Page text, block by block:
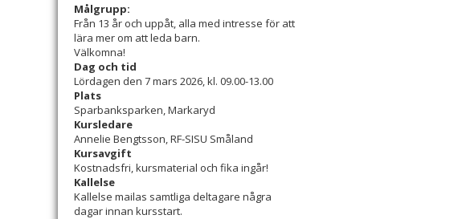
Målgrupp:
Från 13 år och uppåt, alla med intresse för att
lära mer om att leda barn.
Välkomna!
Dag och tid
Lördagen den 7 mars 2026, kl. 09.00-13.00
Plats
Sparbanksparken, Markaryd
Kursledare
Annelie Bengtsson, RF-SISU Småland
Kursavgift
Kostnadsfri, kursmaterial och fika ingår!
Kallelse
Kallelse mailas samtliga deltagare några
dagar innan kursstart.